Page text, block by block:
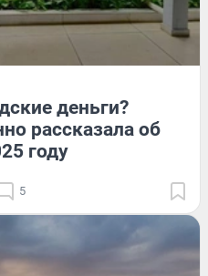
деньги?
рассказала об
году
5